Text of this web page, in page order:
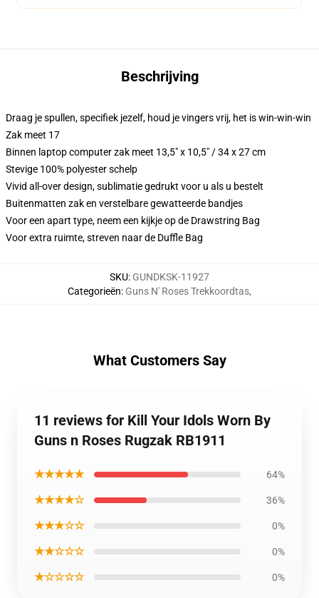
Beschrijving
Draag je spullen, specifiek jezelf, houd je vingers vrij, het is win-win-win
Zak meet 17
Binnen laptop computer zak meet 13,5" x 10,5" / 34 x 27 cm
Stevige 100% polyester schelp
Vivid all-over design, sublimatie gedrukt voor u als u bestelt
Buitenmatten zak en verstelbare gewatteerde bandjes
Voor een apart type, neem een kijkje op de Drawstring Bag
Voor extra ruimte, streven naar de Duffle Bag
SKU: GUNDKSK-11927
Categorieën: Guns N' Roses Trekkoordtas,
What Customers Say
11 reviews for Kill Your Idols Worn By
Guns n Roses Rugzak RB1911
★★★★★ 64%
★★★★☆ 36%
★★★☆☆ 0%
★★☆☆☆ 0%
★☆☆☆☆ 0%